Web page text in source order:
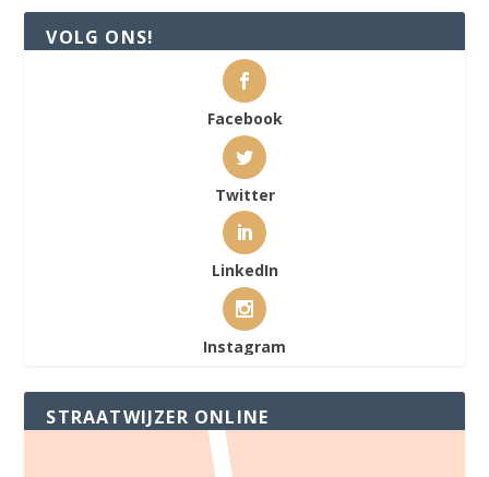
VOLG ONS!
Facebook
Twitter
LinkedIn
Instagram
STRAATWIJZER ONLINE